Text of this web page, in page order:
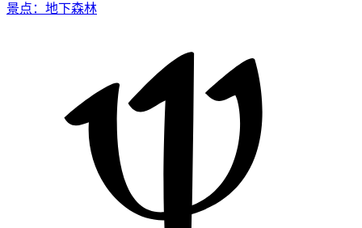
景点：地下森林